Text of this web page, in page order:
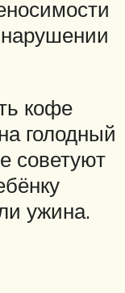
кофе
голодный
советуют
ужина.